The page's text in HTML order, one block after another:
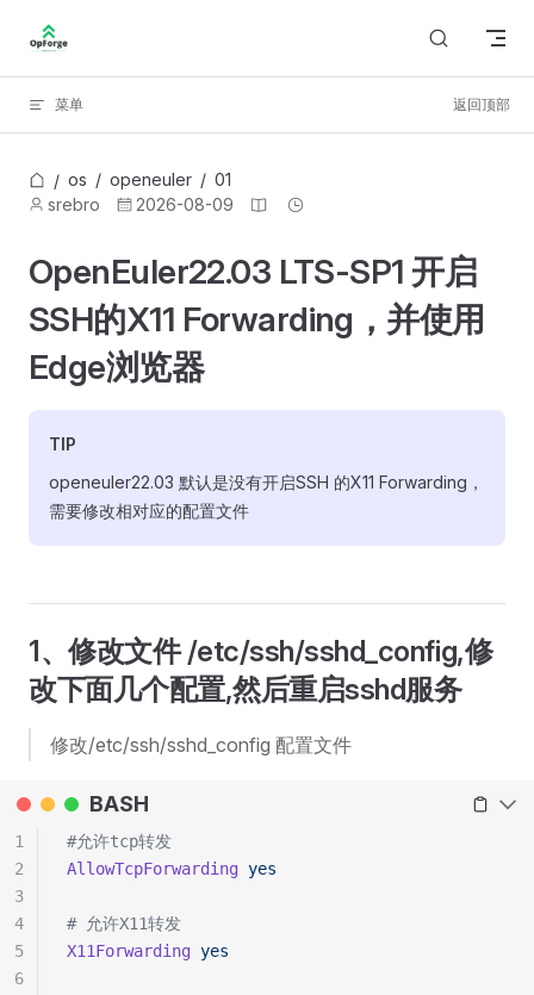
Skip to content
菜单 返回顶部
/ os / openeuler / 01
srebro
2026-08-09
OpenEuler22.03 LTS-SP1 开启
SSH的X11 Forwarding，并使用
Edge浏览器
TIP
openeuler22.03 默认是没有开启SSH 的X11 Forwarding，
需要修改相对应的配置文件
1、修改文件 /etc/ssh/sshd_config,修
改下面几个配置,然后重启sshd服务
修改/etc/ssh/sshd_config 配置文件
BASH
#允许tcp转发
AllowTcpForwarding yes
# 允许X11转发
X11Forwarding yes
1
2
3
4
5
6